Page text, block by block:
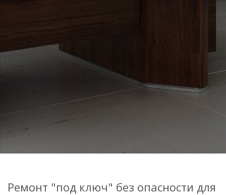
Ремонт "под ключ" без опасности для